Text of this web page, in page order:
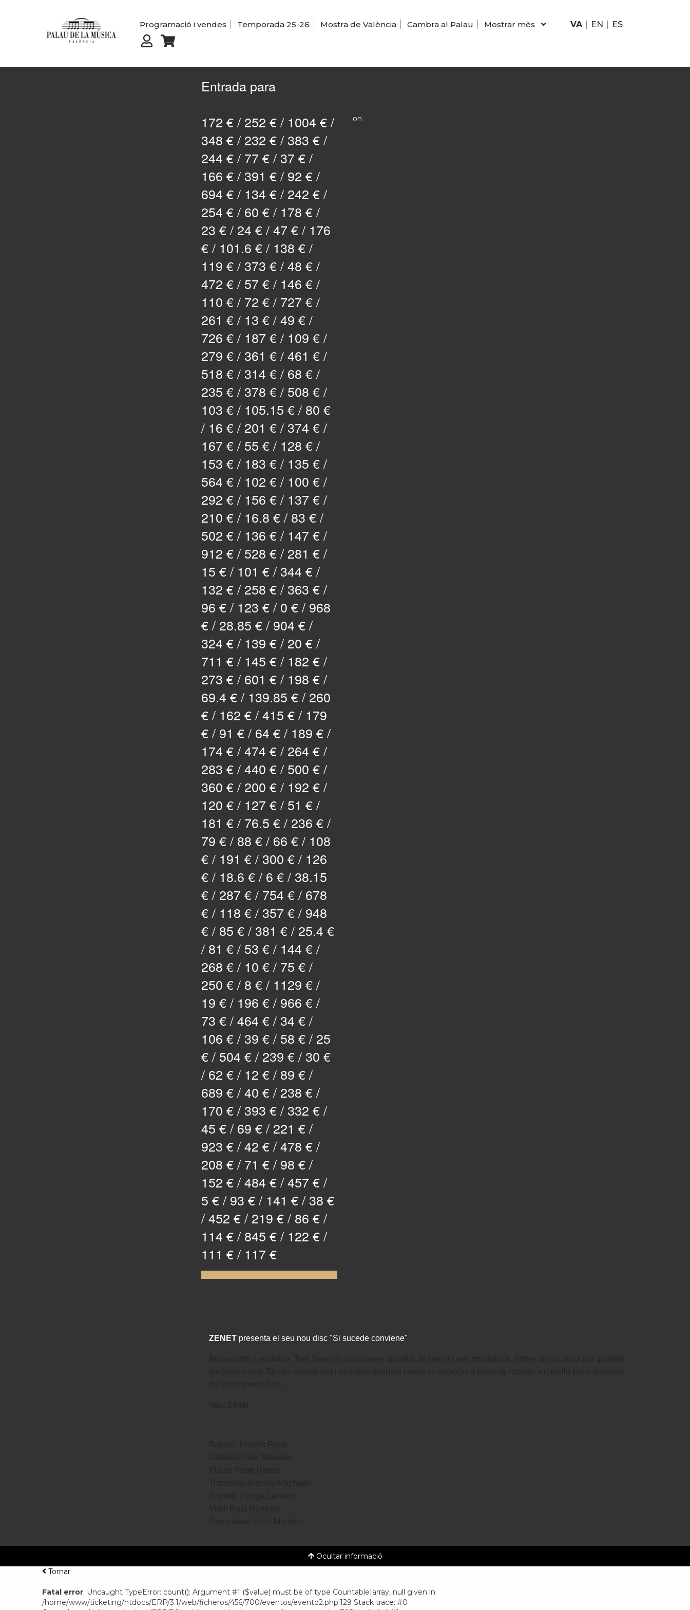
Programació i vendes Temporada 25-26 Mostra de València Cambra al Palau Mostrar mès VA EN ES
Entrada para
172 € / 252 € / 1004 € /
348 € / 232 € / 383 € /
244 € / 77 € / 37 € /
166 € / 391 € / 92 € /
694 € / 134 € / 242 € /
254 € / 60 € / 178 € /
23 € / 24 € / 47 € / 176
€ / 101.6 € / 138 € /
119 € / 373 € / 48 € /
472 € / 57 € / 146 € /
110 € / 72 € / 727 € /
261 € / 13 € / 49 € /
726 € / 187 € / 109 € /
279 € / 361 € / 461 € /
518 € / 314 € / 68 € /
235 € / 378 € / 508 € /
103 € / 105.15 € / 80 €
/ 16 € / 201 € / 374 € /
167 € / 55 € / 128 € /
153 € / 183 € / 135 € /
564 € / 102 € / 100 € /
292 € / 156 € / 137 € /
210 € / 16.8 € / 83 € /
502 € / 136 € / 147 € /
912 € / 528 € / 281 € /
15 € / 101 € / 344 € /
132 € / 258 € / 363 € /
96 € / 123 € / 0 € / 968
€ / 28.85 € / 904 € /
324 € / 139 € / 20 € /
711 € / 145 € / 182 € /
273 € / 601 € / 198 € /
69.4 € / 139.85 € / 260
€ / 162 € / 415 € / 179
€ / 91 € / 64 € / 189 € /
174 € / 474 € / 264 € /
283 € / 440 € / 500 € /
360 € / 200 € / 192 € /
120 € / 127 € / 51 € /
181 € / 76.5 € / 236 € /
79 € / 88 € / 66 € / 108
€ / 191 € / 300 € / 126
€ / 18.6 € / 6 € / 38.15
€ / 287 € / 754 € / 678
€ / 118 € / 357 € / 948
€ / 85 € / 381 € / 25.4 €
/ 81 € / 53 € / 144 € /
268 € / 10 € / 75 € /
250 € / 8 € / 1129 € /
19 € / 196 € / 966 € /
73 € / 464 € / 34 € /
106 € / 39 € / 58 € / 25
€ / 504 € / 239 € / 30 €
/ 62 € / 12 € / 89 € /
689 € / 40 € / 238 € /
170 € / 393 € / 332 € /
45 € / 69 € / 221 € /
923 € / 42 € / 478 € /
208 € / 71 € / 98 € /
152 € / 484 € / 457 € /
5 € / 93 € / 141 € / 38 €
/ 452 € / 219 € / 86 € /
114 € / 845 € / 122 € /
111 € / 117 €
on
ZENET presenta el seu nou disc "Si sucede conviene"
Ocultar informació
Tornar
Fatal error: Uncaught TypeError: count(): Argument #1 ($value) must be of type Countable|array, null given in
/home/www/ticketing/htdocs/ERP/3.1/web/ficheros/456/700/eventos/evento2.php:129 Stack trace: #0